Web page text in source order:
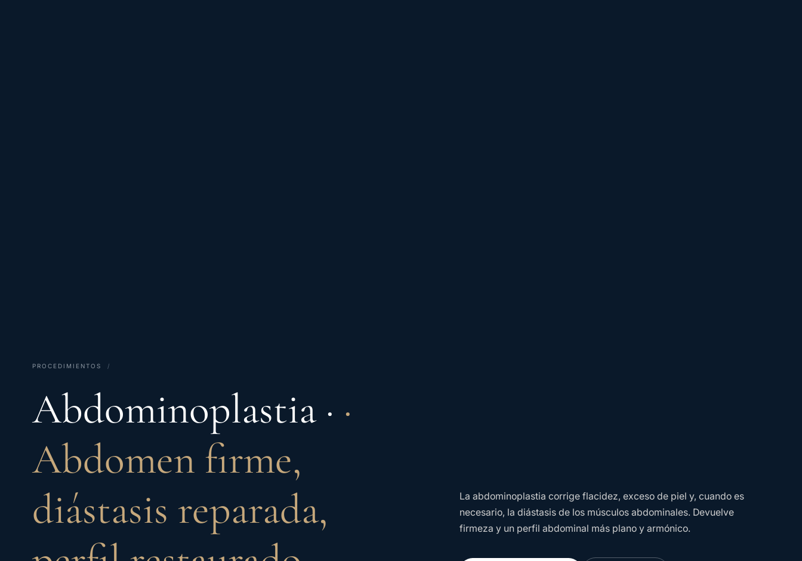
PROCEDIMIENTOS /
Abdominoplastia · ·
Abdomen firme,
diástasis reparada,
La abdominoplastia corrige flacidez, exceso de piel y, cuando es
necesario, la diástasis de los músculos abdominales. Devuelve
firmeza y un perfil abdominal más plano y armónico.